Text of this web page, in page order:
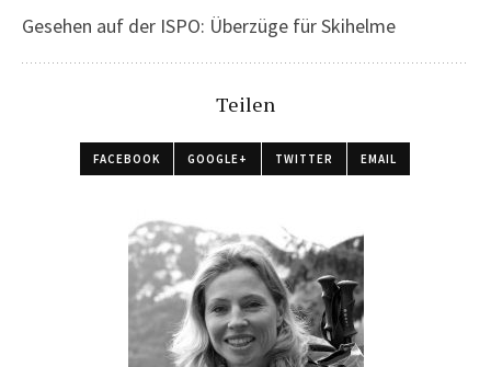
Gesehen auf der ISPO: Überzüge für Skihelme
Teilen
FACEBOOK GOOGLE+ TWITTER EMAIL